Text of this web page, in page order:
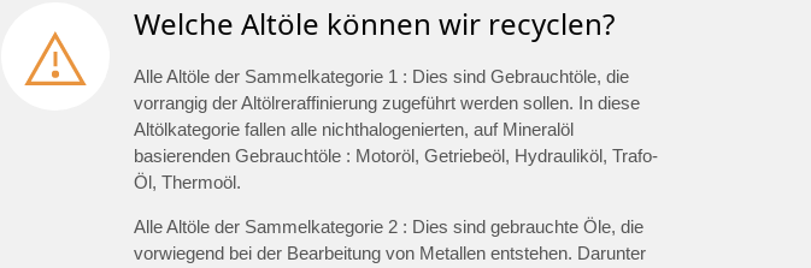
Welche Altöle können wir recyclen?
Alle Altöle der Sammelkategorie 1 : Dies sind Gebrauchtöle, die
vorrangig der Altölreraffinierung zugeführt werden sollen. In diese
Altölkategorie fallen alle nichthalogenierten, auf Mineralöl
basierenden Gebrauchtöle : Motoröl, Getriebeöl, Hydrauliköl, Trafo-
Öl, Thermoöl.
Alle Altöle der Sammelkategorie 2 : Dies sind gebrauchte Öle, die
vorwiegend bei der Bearbeitung von Metallen entstehen. Darunter